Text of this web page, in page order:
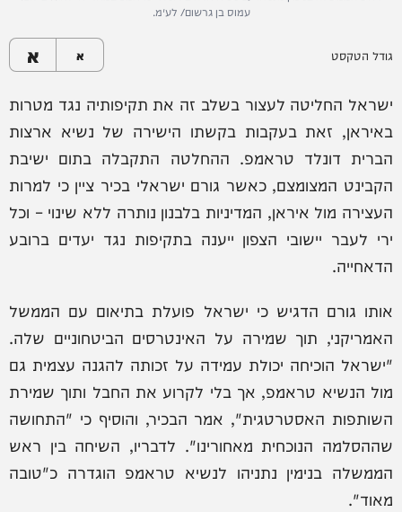
עמוס בן גרשום/ לע״מ.
גודל הטקסט א א
ישראל החליטה לעצור בשלב זה את תקיפותיה נגד מטרות
באיראן, זאת בעקבות בקשתו הישירה של נשיא ארצות
הברית דונלד טראמפ. ההחלטה התקבלה בתום ישיבת
הקבינט המצומצם, כאשר גורם ישראלי בכיר ציין כי למרות
העצירה מול איראן, המדיניות בלבנון נותרה ללא שינוי – וכל
ירי לעבר יישובי הצפון ייענה בתקיפות נגד יעדים ברובע
הדאחייה.
אותו גורם הדגיש כי ישראל פועלת בתיאום עם הממשל
האמריקני, תוך שמירה על האינטרסים הביטחוניים שלה.
"ישראל הוכיחה יכולת עמידה על זכותה להגנה עצמית גם
מול הנשיא טראמפ, אך בלי לקרוע את החבל ותוך שמירת
השותפות האסטרטגית", אמר הבכיר, והוסיף כי "התחושה
שההסלמה הנוכחית מאחורינו". לדבריו, השיחה בין ראש
הממשלה בנימין נתניהו לנשיא טראמפ הוגדרה כ"טובה
מאוד".